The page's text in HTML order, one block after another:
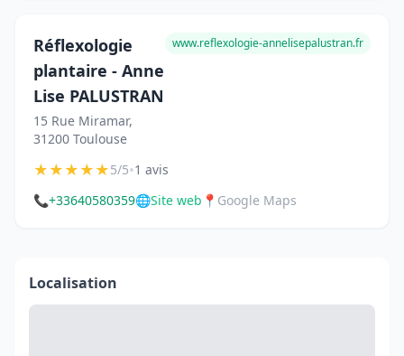
Réflexologie
plantaire - Anne
Lise PALUSTRAN
15 Rue Miramar,
31200 Toulouse
www.reflexologie-annelisepalustran.fr
★★★★★5/5•1 avis
📞+33640580359🌐Site web 📍 Google Maps
Localisation